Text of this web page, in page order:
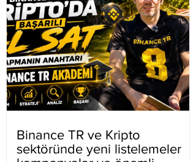
Binance TR ve Kripto
sektöründe yeni listelemeler